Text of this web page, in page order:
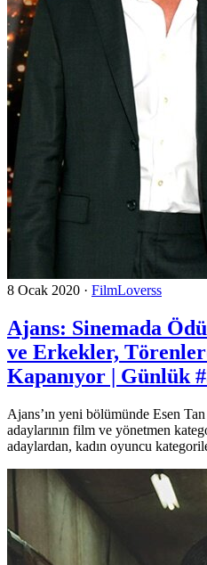
8 Ocak 2020 · FilmLoverss
Ajans: Sinemada
ve Erkekler,
Kapanıyor | Günlük
Ajans’ın yeni bölümünde Esen
adaylarının film ve yönetmen
adaylardan, kadın oyuncu